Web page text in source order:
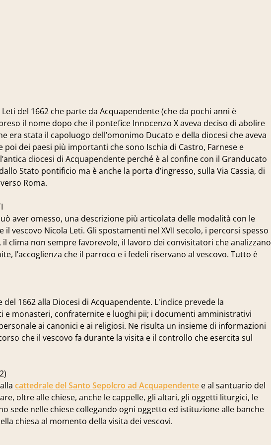
del 1662 che parte da Acquapendente (che da pochi anni è
il nome dopo che il pontefice Innocenzo X aveva deciso di abolire
era stata il capoluogo dell’omonimo Ducato e della diocesi che aveva
dei paesi più importanti che sono Ischia di Castro, Farnese e
diocesi di Acquapendente perché è al confine con il Granducato
Stato pontificio ma è anche la porta d’ingresso, sulla Via Cassia, di
Roma.
aver omesso, una descrizione più articolata delle modalità con le
vescovo Nicola Leti. Gli spostamenti nel XVII secolo, i percorsi spesso
clima non sempre favorevole, il lavoro dei convisitatori che analizzano
l’accoglienza che il parroco e i fedeli riservano al vescovo. Tutto è
1662 alla Diocesi di Acquapendente. L'indice prevede la
e monasteri, confraternite e luoghi pii; i documenti amministrativi
ai canonici e ai religiosi. Ne risulta un insieme di informazioni
che il vescovo fa durante la visita e il controllo che esercita sul
cattedrale del Santo Sepolcro ad Acquapendente e al santuario del
oltre alle chiese, anche le cappelle, gli altari, gli oggetti liturgici, le
sede nelle chiese collegando ogni oggetto ed istituzione alle banche
chiesa al momento della visita dei vescovi.